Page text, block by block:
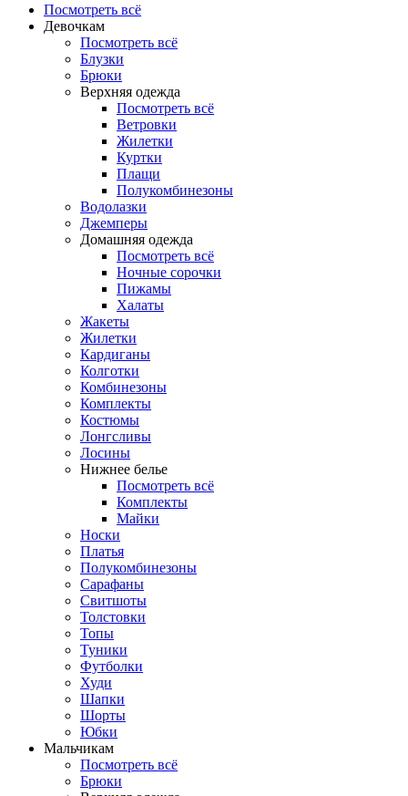
Посмотреть всё
Девочкам
Посмотреть всё
Блузки
Брюки
Верхняя одежда
Посмотреть всё
Ветровки
Жилетки
Куртки
Плащи
Полукомбинезоны
Водолазки
Джемперы
Домашняя одежда
Посмотреть всё
Ночные сорочки
Пижамы
Халаты
Жакеты
Жилетки
Кардиганы
Колготки
Комбинезоны
Комплекты
Костюмы
Лонгсливы
Лосины
Нижнее белье
Посмотреть всё
Комплекты
Майки
Носки
Платья
Полукомбинезоны
Сарафаны
Свитшоты
Толстовки
Топы
Туники
Футболки
Худи
Шапки
Шорты
Юбки
Мальчикам
Посмотреть всё
Брюки